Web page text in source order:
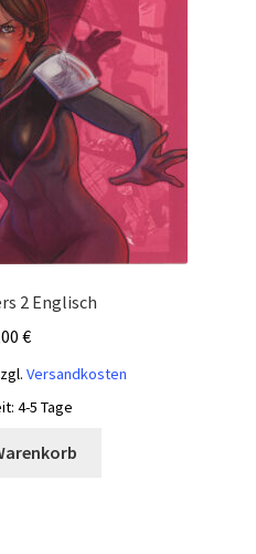
2 Englisch
€
Versandkosten
4-5 Tage